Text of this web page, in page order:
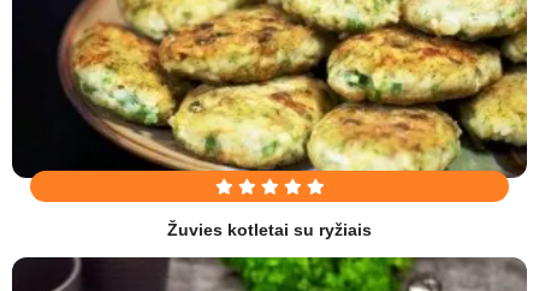
Žuvies kotletai su ryžiais